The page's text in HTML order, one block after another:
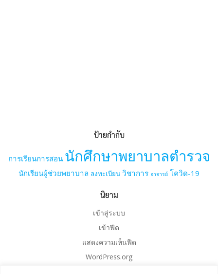
ป้ายกำกับ
การเรียนการสอน นักศึกษาพยาบาลตำรวจ
นักเรียนผู้ช่วยพยาบาล ลงทะเบียน วิชาการ อาจารย์ โควิด-19
นิยาม
เข้าสู่ระบบ
เข้าฟีด
แสดงความเห็นฟีด
WordPress.org